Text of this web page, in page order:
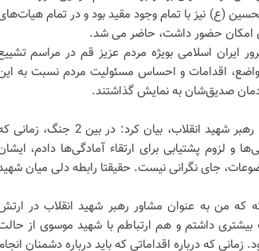
(ع) نیز با تمام وجود مقید بود و در تمام
امکان حضور داشت، حاضر می شد.
ایران اسلامی بویژه مردم عزیز قم در مراسم
اقدامات و احساس مسئولیت مردم نسبت به
صدیق‌شان به نمایش گذاشتند.
امیر سرلشکر حاتمی با اشاره به یکی از دیدارهای خود با رهبر شهید انقلاب، بیان کرد: در بین 2 جنگ،
لزوم پشتیابی برای ارتقاء آمادگی‌ها دادم،
جای نگرانی نیست. حقیقتا رابطه دلی میان
که من به عنوان مشاور رهبر شهید انقلاب در
داشتم و هم ارتباطم با شهید موسوی از
زمانی که درباره اقداماتی که باید درباره دشمنان